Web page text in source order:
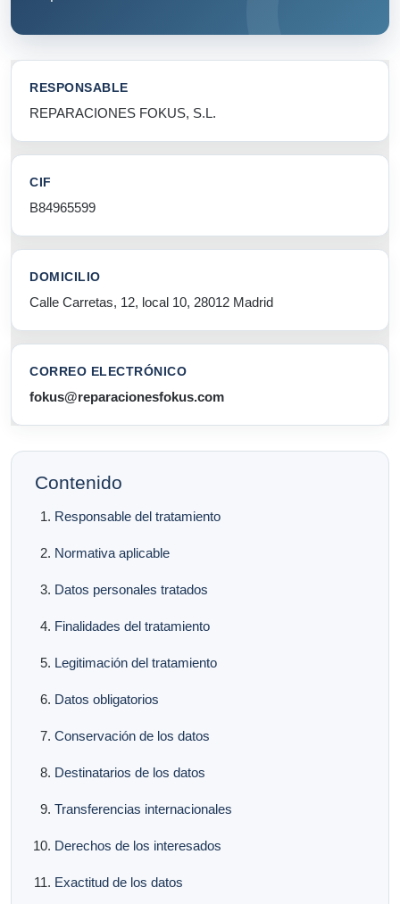
RESPONSABLE
REPARACIONES FOKUS, S.L.
CIF
B84965599
DOMICILIO
Calle Carretas, 12, local 10, 28012 Madrid
CORREO ELECTRÓNICO
fokus@reparacionesfokus.com
Contenido
Responsable del tratamiento
Normativa aplicable
Datos personales tratados
Finalidades del tratamiento
Legitimación del tratamiento
Datos obligatorios
Conservación de los datos
Destinatarios de los datos
Transferencias internacionales
Derechos de los interesados
Exactitud de los datos